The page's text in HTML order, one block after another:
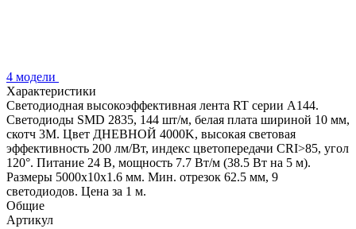
4 модели
Характеристики
Светодиодная высокоэффективная лента RT серии A144.
Светодиоды SMD 2835, 144 шт/м, белая плата шириной 10 мм,
скотч 3M. Цвет ДНЕВНОЙ 4000K, высокая световая
эффективность 200 лм/Вт, индекс цветопередачи CRI>85, угол
120°. Питание 24 В, мощность 7.7 Вт/м (38.5 Вт на 5 м).
Размеры 5000x10x1.6 мм. Мин. отрезок 62.5 мм, 9
светодиодов. Цена за 1 м.
Общие
Артикул